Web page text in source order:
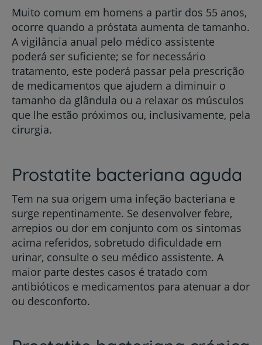
Muito comum em homens a partir dos 55 anos,
ocorre quando a próstata aumenta de tamanho.
A vigilância anual pelo médico assistente
poderá ser suficiente; se for necessário
tratamento, este poderá passar pela prescrição
de medicamentos que ajudem a diminuir o
tamanho da glândula ou a relaxar os músculos
que lhe estão próximos ou, inclusivamente, pela
cirurgia.
Prostatite bacteriana aguda
Tem na sua origem uma infeção bacteriana e
surge repentinamente. Se desenvolver febre,
arrepios ou dor em conjunto com os sintomas
acima referidos, sobretudo dificuldade em
urinar, consulte o seu médico assistente. A
maior parte destes casos é tratado com
antibióticos e medicamentos para atenuar a dor
ou desconforto.